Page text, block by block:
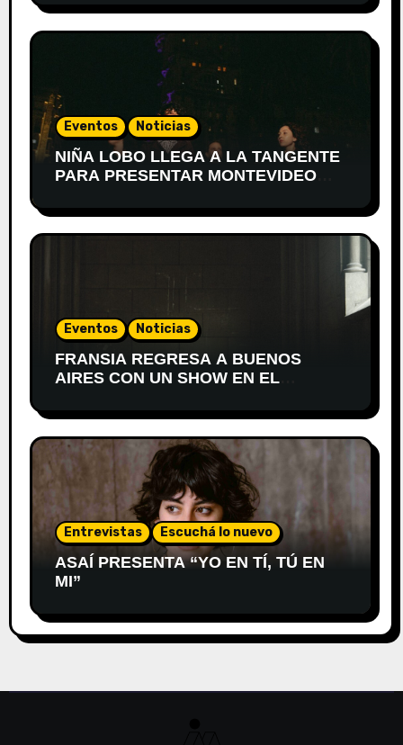
Eventos Noticias
NIÑA LOBO LLEGA A LA TANGENTE
PARA PRESENTAR MONTEVIDEO
Eventos Noticias
FRANSIA REGRESA A BUENOS
AIRES CON UN SHOW EN EL
Entrevistas Escuchá lo nuevo
ASAÍ PRESENTA “YO EN TÍ, TÚ EN
MI”